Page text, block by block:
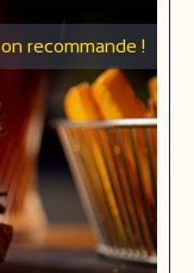
on recommande !